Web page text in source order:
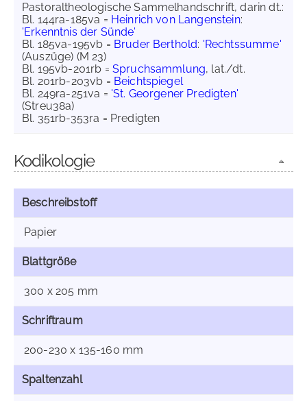
Pastoraltheologische Sammelhandschrift, darin dt.:
Bl. 144ra-185va = Heinrich von Langenstein:
'Erkenntnis der Sünde'
Bl. 185va-195vb = Bruder Berthold: 'Rechtssumme'
(Auszüge) (M 23)
Bl. 195vb-201rb = Spruchsammlung, lat./dt.
Bl. 201rb-203vb = Beichtspiegel
Bl. 249ra-251va = 'St. Georgener Predigten'
(Streu38a)
Bl. 351rb-353ra = Predigten
Kodikologie
Beschreibstoff
Papier
Blattgröße
300 x 205 mm
Schriftraum
200-230 x 135-160 mm
Spaltenzahl